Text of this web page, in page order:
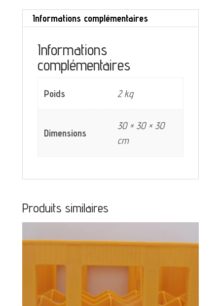
barbotine
Sarreguemines
Informations complémentaires
Informations
complémentaires
Poids 2 kg
Dimensions
30 × 30 × 30
cm
Produits similaires